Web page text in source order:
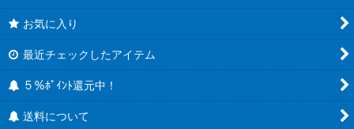
お気に入り
最近チェックしたアイテム
５％ﾎﾟｲﾝﾄ還元中！
送料について